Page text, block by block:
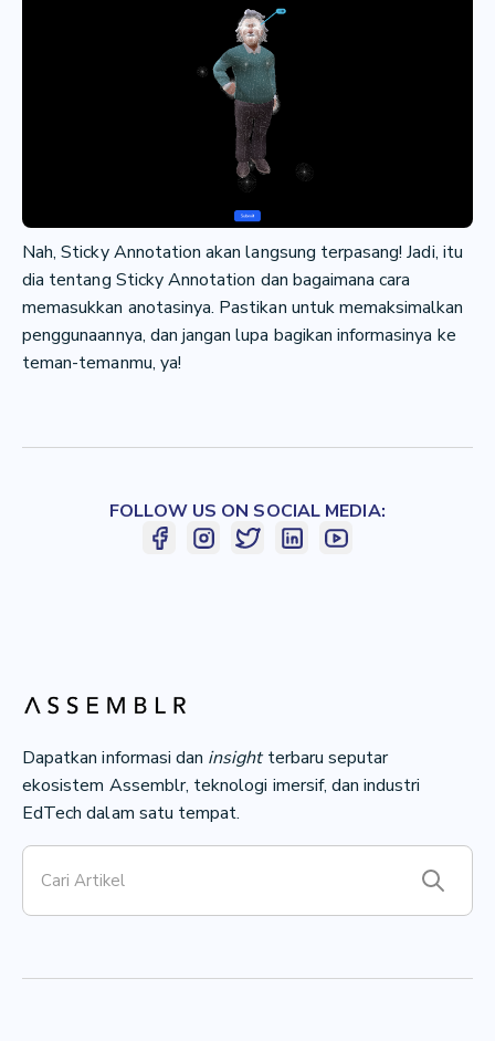
Dapatkan informasi dan insightterbaru seputar
ekosistem Assemblr, teknologi imersif, dan industri
EdTech dalam satu tempat.
Nah, Sticky Annotation akan langsung terpasang! Jadi, itu
dia tentang Sticky Annotation dan bagaimana cara
memasukkan anotasinya. Pastikan untuk memaksimalkan
penggunaannya, dan jangan lupa bagikan informasinya ke
teman-temanmu, ya!
FOLLOW US ON SOCIAL MEDIA: